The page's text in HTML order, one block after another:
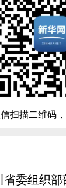
扫描二维码
委组织